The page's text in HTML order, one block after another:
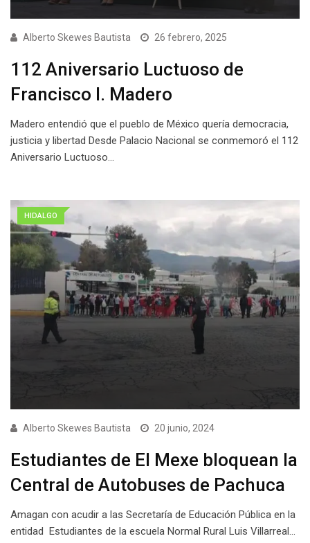
Alberto Skewes Bautista 26 febrero, 2025
112 Aniversario Luctuoso de
Francisco I. Madero
Madero entendió que el pueblo de México quería democracia,
justicia y libertad Desde Palacio Nacional se conmemoró el 112
Aniversario Luctuoso…
HIDALGO
Alberto Skewes Bautista 20 junio, 2024
Estudiantes de El Mexe bloquean la
Central de Autobuses de Pachuca
Amagan con acudir a las Secretaría de Educación Pública en la
entidad Estudiantes de la escuela Normal Rural Luis Villarreal…